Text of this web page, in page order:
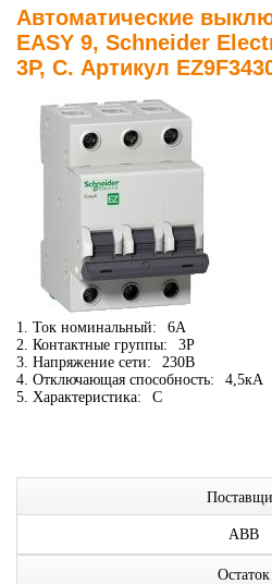
Автоматические
EASY 9, Schneider
3P, C. Артикул
1. Ток номинальный:
6А
2. Контактные группы:
3P
3. Напряжение сети:
230В
4. Отключающая способность:
4,5кА
5. Характеристика:
C
ABB
Остаток